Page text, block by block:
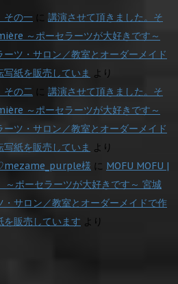
その一
講演させて頂きました。そ
～ポーセラーツが大好きです～
ツ・サロン／教室とオーダーメイド
紙を販売していま より
その二 に 講演させて頂きました。そ
～ポーセラーツが大好きです～
ツ・サロン／教室とオーダーメイド
紙を販売していま より
様 に MOFU MOFU |
ーセラーツが大好きです～ 宮城
・サロン／教室とオーダーメイドで作
を販売しています より